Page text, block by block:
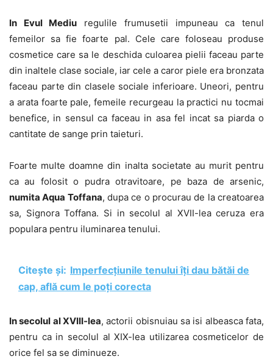
In Evul Mediu regulile frumusetii impuneau ca tenul
femeilor sa fie foarte pal. Cele care foloseau produse
cosmetice care sa le deschida culoarea pielii faceau parte
din inaltele clase sociale, iar cele a caror piele era bronzata
faceau parte din clasele sociale inferioare. Uneori, pentru
a arata foarte pale, femeile recurgeau la practici nu tocmai
benefice, in sensul ca faceau in asa fel incat sa piarda o
cantitate de sange prin taieturi.
Foarte multe doamne din inalta societate au murit pentru
ca au folosit o pudra otravitoare, pe baza de arsenic,
numita Aqua Toffana, dupa ce o procurau de la creatoarea
sa, Signora Toffana. Si in secolul al XVII-lea ceruza era
populara pentru iluminarea tenului.
Citește și: Imperfecțiunile tenului îți dau bătăi de
cap, află cum le poți corecta
In secolul al XVIII-lea, actorii obisnuiau sa isi albeasca fata,
pentru ca in secolul al XIX-lea utilizarea cosmeticelor de
orice fel sa se diminueze.